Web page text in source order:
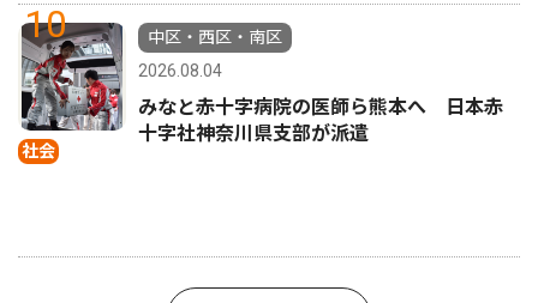
10
社会
中区・西区・南区
2026.08.04
みなと赤十字病院の医師ら熊本へ 日本赤
十字社神奈川県支部が派遣